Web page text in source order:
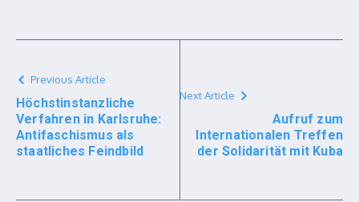
Previous Article
Höchstinstanzliche
Verfahren in Karlsruhe:
Antifaschismus als
staatliches Feindbild
Next Article
Aufruf zum
Internationalen Treffen
der Solidarität mit Kuba